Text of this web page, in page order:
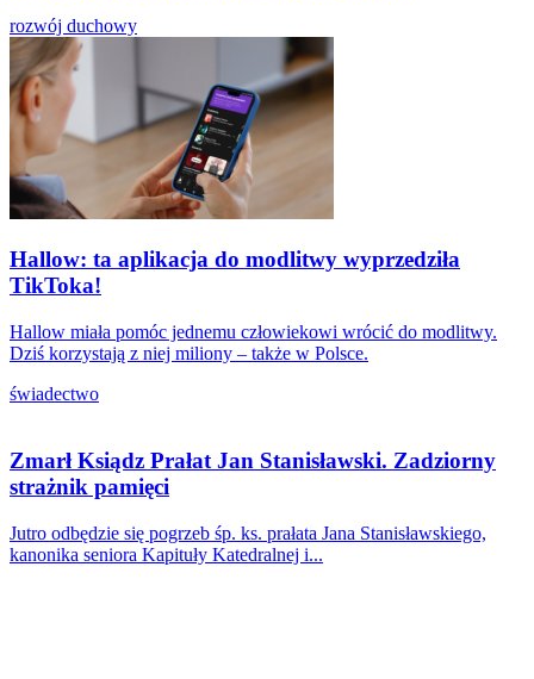
rozwój duchowy
Hallow: ta aplikacja do modlitwy wyprzedziła
TikToka!
Hallow miała pomóc jednemu człowiekowi wrócić do modlitwy.
Dziś korzystają z niej miliony – także w Polsce.
świadectwo
Zmarł Ksiądz Prałat Jan Stanisławski. Zadziorny
strażnik pamięci
Jutro odbędzie się pogrzeb śp. ks. prałata Jana Stanisławskiego,
kanonika seniora Kapituły Katedralnej i...